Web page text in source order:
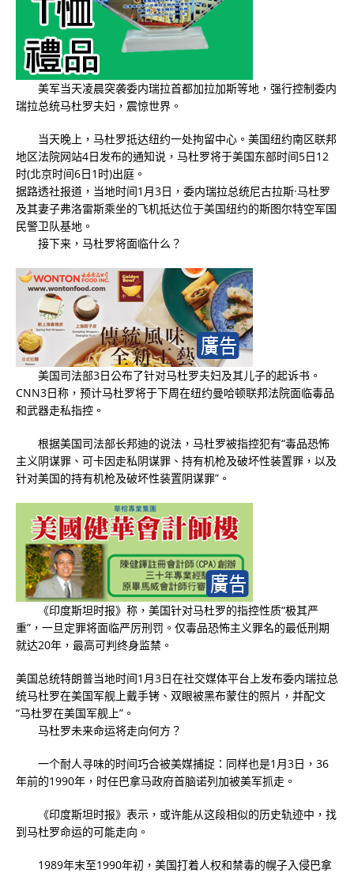
美军当天凌晨突袭委内瑞拉首都加拉加斯等地，强行控制委内
瑞拉总统马杜罗夫妇，震惊世界。
当天晚上，马杜罗抵达纽约一处拘留中心。美国纽约南区联邦
地区法院网站4日发布的通知说，马杜罗将于美国东部时间5日12
时(北京时间6日1时)出庭。
据路透社报道，当地时间1月3日，委内瑞拉总统尼古拉斯·马杜罗
及其妻子弗洛雷斯乘坐的飞机抵达位于美国纽约的斯图尔特空军国
民警卫队基地。
接下来，马杜罗将面临什么？
美国司法部3日公布了针对马杜罗夫妇及其儿子的起诉书。
CNN3日称，预计马杜罗将于下周在纽约曼哈顿联邦法院面临毒品
和武器走私指控。
根据美国司法部长邦迪的说法，马杜罗被指控犯有“毒品恐怖
主义阴谋罪、可卡因走私阴谋罪、持有机枪及破坏性装置罪，以及
针对美国的持有机枪及破坏性装置阴谋罪”。
《印度斯坦时报》称，美国针对马杜罗的指控性质“极其严
重”，一旦定罪将面临严厉刑罚。仅毒品恐怖主义罪名的最低刑期
就达20年，最高可判终身监禁。
美国总统特朗普当地时间1月3日在社交媒体平台上发布委内瑞拉总
统马杜罗在美国军舰上戴手铐、双眼被黑布蒙住的照片，并配文
“马杜罗在美国军舰上”。
马杜罗未来命运将走向何方？
一个耐人寻味的时间巧合被美媒捕捉：同样也是1月3日，36
年前的1990年，时任巴拿马政府首脑诺列加被美军抓走。
《印度斯坦时报》表示，或许能从这段相似的历史轨迹中，找
到马杜罗命运的可能走向。
1989年末至1990年初，美国打着人权和禁毒的幌子入侵巴拿